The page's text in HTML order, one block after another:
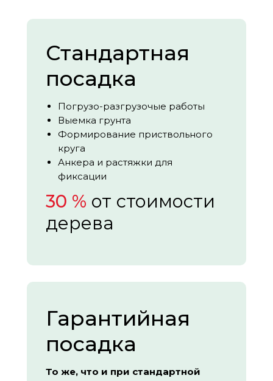
То же, что и при стандартной
Гарантийная
посадка
30 % от стоимости
дерева
Погрузо-разгрузочые работы
Выемка грунта
Формирование приствольного
круга
Анкера и растяжки для
фиксации
Стандартная
посадка